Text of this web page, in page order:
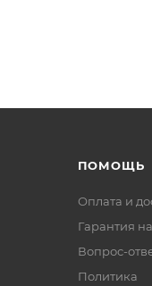
ПОМОЩЬ
Оплата и
Гарантия
Вопрос-
Политика